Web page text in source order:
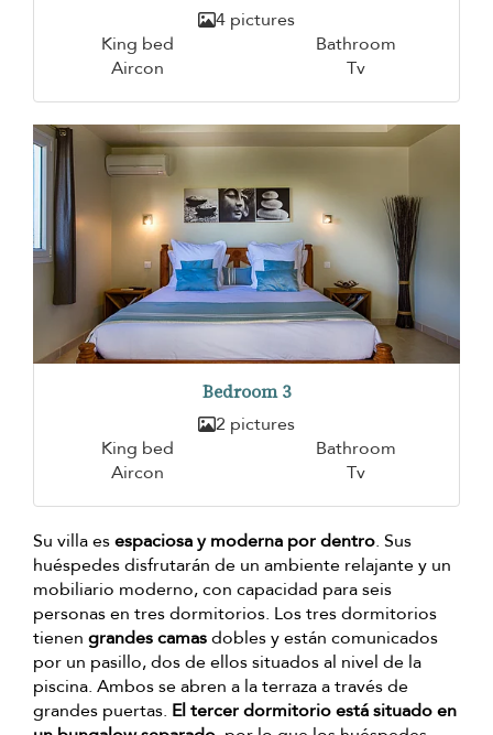
4 pictures
King bed
Bathroom
Aircon
Tv
Bedroom 3
2 pictures
King bed
Bathroom
Aircon
Tv
Su villa esespaciosa y moderna por dentro. Sus
huéspedes disfrutarán de un ambiente relajante y un
mobiliario moderno, con capacidad para seis
personas en tres dormitorios. Los tres dormitorios
tienen grandes camasdobles y están comunicados
por un pasillo, dos de ellos situados al nivel de la
piscina. Ambos se abren a la terraza a través de
grandes puertas. El tercer dormitorio está situado en